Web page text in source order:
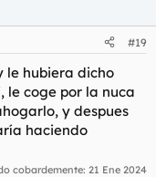
#19
le hubiera dicho
le coge por la nuca
y despues
haciendo
cobardemente: 21 Ene 2024